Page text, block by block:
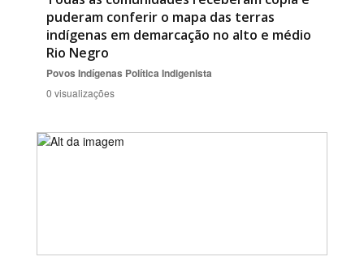
puderam conferir o mapa das terras
indígenas em demarcação no alto e médio
Rio Negro
Povos Indígenas Política Indigenista
0 visualizações